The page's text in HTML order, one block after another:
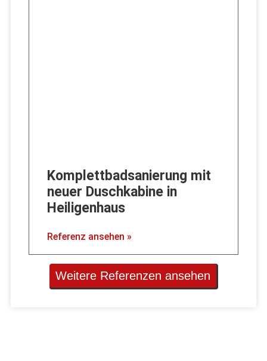
Komplettbadsanierung mit
neuer Duschkabine in
Heiligenhaus
Referenz ansehen »
Weitere Referenzen ansehen